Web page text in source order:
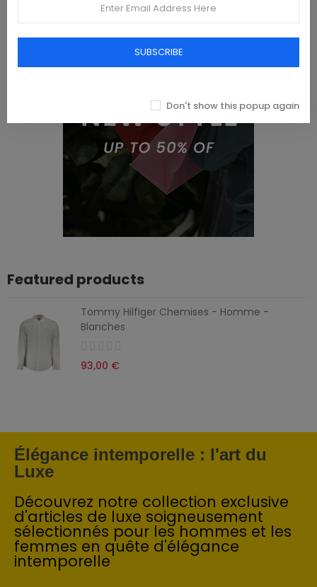
Featured products
Tommy Hilfiger Chemises - Homme -
Blanches
93,00 €
Élégance intemporelle : l'art du
Luxe
Découvrez notre collection exclusive
d'articles de luxe soigneusement
sélectionnés pour les hommes et les
femmes en quête d'élégance
intemporelle
SUBSCRIBE
Don't show this popup again